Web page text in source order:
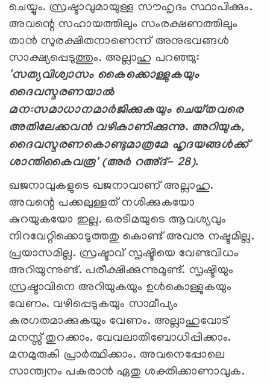
ചെയ്യും. സ്രഷ്ടാവുമായുള്ള സൗഹൃദം സ്ഥാപിക്കും.
അവന്റെ സഹായത്തിലും സംരക്ഷണത്തിലും
താന്‍ സുരക്ഷിതനാണെന്ന് അനുഭവങ്ങള്‍
സാക്ഷ്യപ്പെടുത്തും. അല്ലാഹു പറഞ്ഞു:
'സത്യവിശ്വാസം കൈക്കൊള്ളുകയും
ദൈവസ്മരണയാല്‍
മനഃസമാധാനമാര്‍ജിക്കുകയും ചെയ്തവരെ
അതിലേക്കവന്‍ വഴികാണിക്കുന്നു. അറിയുക,
ദൈവസ്മരണകൊണ്ടുമാത്രമേ ഹൃദയങ്ങള്‍ക്ക്
ശാന്തികൈവരൂ' (അര്‍ റഅ്ദ്- 28).
ഖജനാവുകളുടെ ഖജനാവാണ് അല്ലാഹു.
അവന്റെ പക്കലുള്ളത് നശിക്കുകയോ
കുറയുകയോ ഇല്ല. ഒരടിമയുടെ ആവശ്യവും
നിറവേറ്റിക്കൊടുത്തതു കൊണ്ട് അവനു നഷ്ടമില്ല.
പ്രയാസമില്ല. സ്രഷ്ടാവ് സൃഷ്ടിയെ വേണ്ടവിധം
അറിയുന്നുണ്ട്. പരീക്ഷിക്കുന്നുമുണ്ട്. സൃഷ്ടിയും
സ്രഷ്ടാവിനെ അറിയുകയും ഉള്‍കൊള്ളുകയും
വേണം. വഴിപ്പെടുകയും സാമീപ്യം
കരഗതമാക്കുകയും വേണം. അല്ലാഹുവോട്
മനസ്സ് തുറക്കാം. വേവലാതിബോധിപ്പിക്കാം.
മനമുരുകി പ്രാര്‍ത്ഥിക്കാം. അവനെപ്പോലെ
സാന്ത്വനം പകരാന്‍ ഏതു ശക്തിക്കാണാവുക.